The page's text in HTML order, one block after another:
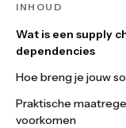
INHOUD
Wat is een supply
dependencies
Hoe breng je jouw
Praktische
voorkomen